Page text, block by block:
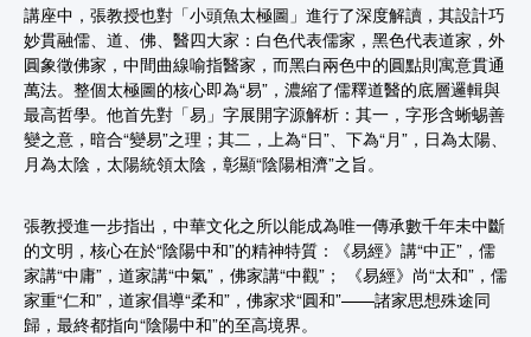
講座中，張教授也對「小頭魚太極圖」進行了深度解讀，其設計巧
妙貫融儒、道、佛、醫四大家：白色代表儒家，黑色代表道家，外
圓象徵佛家，中間曲線喻指醫家，而黑白兩色中的圓點則寓意貫通
萬法。整個太極圖的核心即為“易”，濃縮了儒釋道醫的底層邏輯與
最高哲學。他首先對「易」字展開字源解析：其一，字形含蜥蜴善
變之意，暗合“變易”之理；其二，上為“日”、下為“月”，日為太陽、
月為太陰，太陽統領太陰，彰顯“陰陽相濟”之旨。
張教授進一步指出，中華文化之所以能成為唯一傳承數千年未中斷
的文明，核心在於“陰陽中和”的精神特質：《易經》講“中正”，儒
家講“中庸”，道家講“中氣”，佛家講“中觀”； 《易經》尚“太和”，儒
家重“仁和”，道家倡導“柔和”，佛家求“圓和”——諸家思想殊途同
歸，最終都指向“陰陽中和”的至高境界。